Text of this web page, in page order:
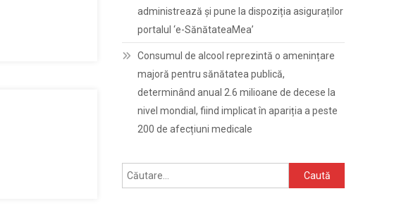
administrează și pune la dispoziția asiguraților
portalul ‘e-SănătateaMea’
Consumul de alcool reprezintă o amenințare
majoră pentru sănătatea publică,
determinând anual 2.6 milioane de decese la
nivel mondial, fiind implicat în apariția a peste
200 de afecțiuni medicale
Caută
după: